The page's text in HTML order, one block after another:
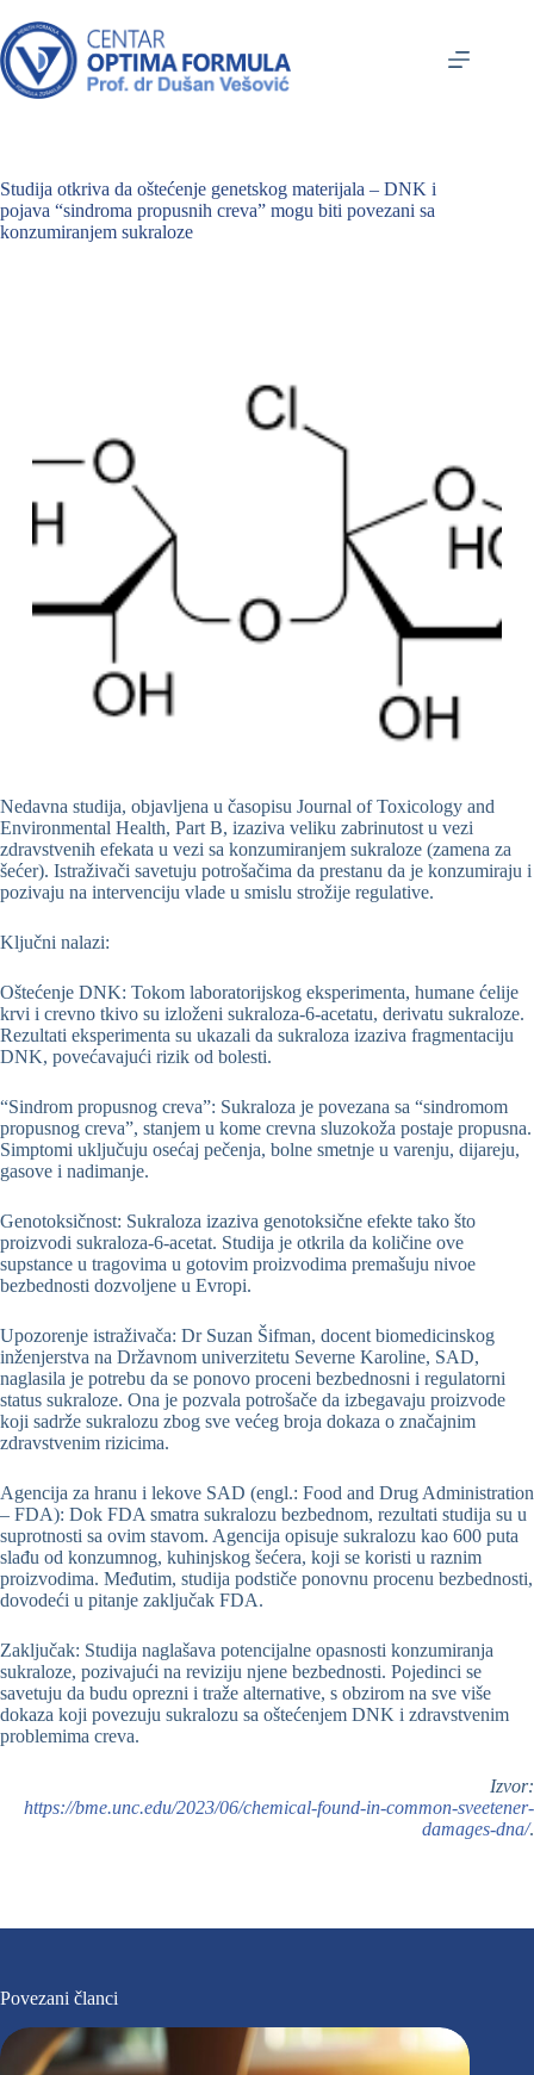
Studija otkriva da oštećenje genetskog materijala – DNK i
pojava “sindroma propusnih creva” mogu biti povezani sa
konzumiranjem sukraloze
Nedavna studija, objavljena u časopisu Journal of Toxicology and
Environmental Health, Part B, izaziva veliku zabrinutost u vezi
zdravstvenih efekata u vezi sa konzumiranjem sukraloze (zamena za
šećer). Istraživači savetuju potrošačima da prestanu da je konzumiraju i
pozivaju na intervenciju vlade u smislu strožije regulative.
Ključni nalazi:
Oštećenje DNK: Tokom laboratorijskog eksperimenta, humane ćelije
krvi i crevno tkivo su izloženi sukraloza-6-acetatu, derivatu sukraloze.
Rezultati eksperimenta su ukazali da sukraloza izaziva fragmentaciju
DNK, povećavajući rizik od bolesti.
“Sindrom propusnog creva”: Sukraloza je povezana sa “sindromom
propusnog creva”, stanjem u kome crevna sluzokoža postaje propusna.
Simptomi uključuju osećaj pečenja, bolne smetnje u varenju, dijareju,
gasove i nadimanje.
Genotoksičnost: Sukraloza izaziva genotoksične efekte tako što
proizvodi sukraloza-6-acetat. Studija je otkrila da količine ove
supstance u tragovima u gotovim proizvodima premašuju nivoe
bezbednosti dozvoljene u Evropi.
Upozorenje istraživača: Dr Suzan Šifman, docent biomedicinskog
inženjerstva na Državnom univerzitetu Severne Karoline, SAD,
naglasila je potrebu da se ponovo proceni bezbednosni i regulatorni
status sukraloze. Ona je pozvala potrošače da izbegavaju proizvode
koji sadrže sukralozu zbog sve većeg broja dokaza o značajnim
zdravstvenim rizicima.
Agencija za hranu i lekove SAD (engl.: Food and Drug Administration
– FDA): Dok FDA smatra sukralozu bezbednom, rezultati studija su u
suprotnosti sa ovim stavom. Agencija opisuje sukralozu kao 600 puta
slađu od konzumnog, kuhinjskog šećera, koji se koristi u raznim
proizvodima. Međutim, studija podstiče ponovnu procenu bezbednosti,
dovodeći u pitanje zaključak FDA.
Zaključak: Studija naglašava potencijalne opasnosti konzumiranja
sukraloze, pozivajući na reviziju njene bezbednosti. Pojedinci se
savetuju da budu oprezni i traže alternative, s obzirom na sve više
dokaza koji povezuju sukralozu sa oštećenjem DNK i zdravstvenim
problemima creva.
Izvor:
https://bme.unc.edu/2023/06/chemical-found-in-common-sveetener-
damages-dna/.
Povezani članci